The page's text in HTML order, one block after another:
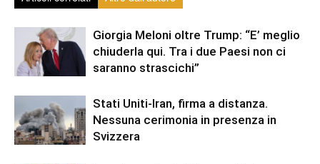
Giorgia Meloni oltre Trump: “E’ meglio
chiuderla qui. Tra i due Paesi non ci
saranno strascichi”
Stati Uniti-Iran, firma a distanza.
Nessuna cerimonia in presenza in
Svizzera